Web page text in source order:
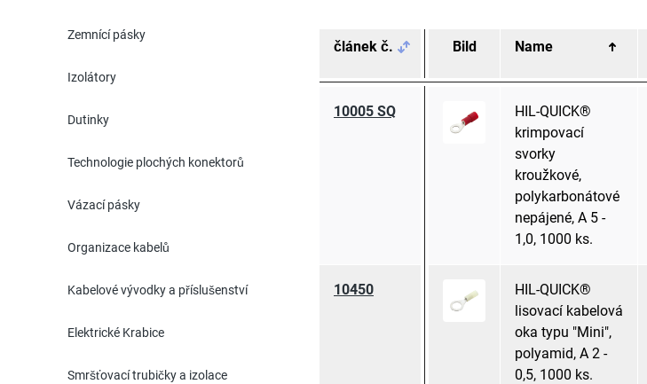
Zemnící pásky
Izolátory
Dutinky
Technologie plochých konektorů
Vázací pásky
Organizace kabelů
Kabelové vývodky a příslušenství
Elektrické Krabice
Smršťovací trubičky a izolace
článek č. Bild Name
10005 SQ
HIL-QUICK®
krimpovací
svorky
kroužkové,
polykarbonátové
nepájené, A 5 -
1,0, 1000 ks.
10450
HIL-QUICK®
lisovací kabelová
oka typu "Mini",
polyamid, A 2 -
0,5, 1000 ks.